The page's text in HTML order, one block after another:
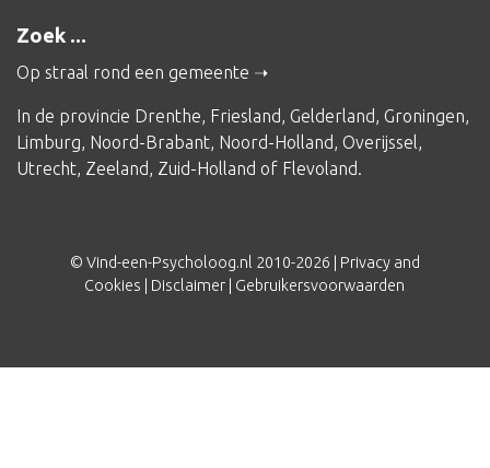
Zoek ...
Op straal rond een gemeente
In de provincie Drenthe, Friesland, Gelderland, Groningen,
Limburg, Noord-Brabant, Noord-Holland, Overijssel,
Utrecht, Zeeland, Zuid-Holland of Flevoland.
© Vind-een-Psycholoog.nl 2010-2026 | Privacy and
Cookies
Disclaimer Gebruikersvoorwaarden